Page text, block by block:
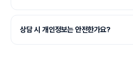
상담 시 개인정보는 안전한가요?